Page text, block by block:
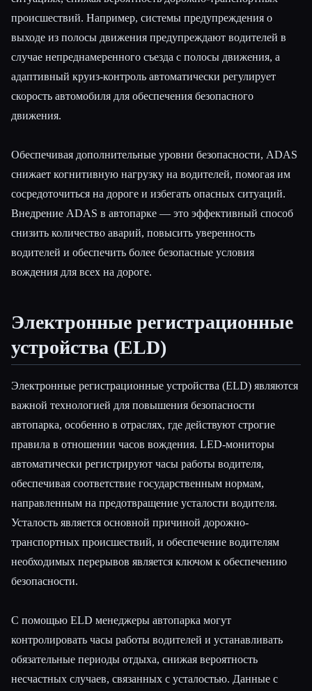
происшествий. Например, системы предупреждения о
выходе из полосы движения предупреждают водителей в
случае непреднамеренного съезда с полосы движения, а
адаптивный круиз-контроль автоматически регулирует
скорость автомобиля для обеспечения безопасного
движения.
Обеспечивая дополнительные уровни безопасности, ADAS
снижает когнитивную нагрузку на водителей, помогая им
сосредоточиться на дороге и избегать опасных ситуаций.
Внедрение ADAS в автопарке — это эффективный способ
снизить количество аварий, повысить уверенность
водителей и обеспечить более безопасные условия
вождения для всех на дороге.
Электронные регистрационные
устройства (ELD)
Электронные регистрационные устройства (ELD) являются
важной технологией для повышения безопасности
автопарка, особенно в отраслях, где действуют строгие
правила в отношении часов вождения. LED-мониторы
автоматически регистрируют часы работы водителя,
обеспечивая соответствие государственным нормам,
направленным на предотвращение усталости водителя.
Усталость является основной причиной дорожно-
транспортных происшествий, и обеспечение водителям
необходимых перерывов является ключом к обеспечению
безопасности.
С помощью ELD менеджеры автопарка могут
контролировать часы работы водителей и устанавливать
обязательные периоды отдыха, снижая вероятность
несчастных случаев, связанных с усталостью. Данные с